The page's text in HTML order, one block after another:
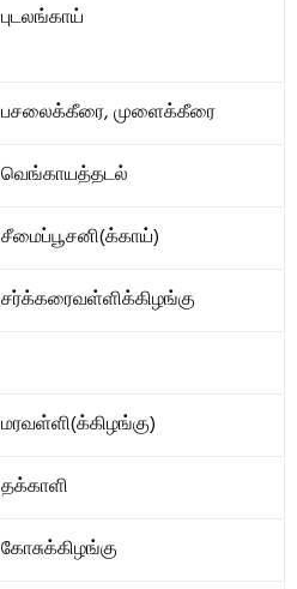
புடலங்காய்
பசலைக்கீரை, முளைக்கீரை
வெங்காயத்தடல்
சீமைப்பூசனி(க்காய்)
சர்க்கரைவள்ளிக்கிழங்கு
மரவள்ளி(க்கிழங்கு)
தக்காளி
கோசுக்கிழ‌ங்கு